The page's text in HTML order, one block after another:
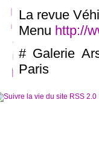
La revue
Menu http://
# Galerie
Paris
RSS 2.0